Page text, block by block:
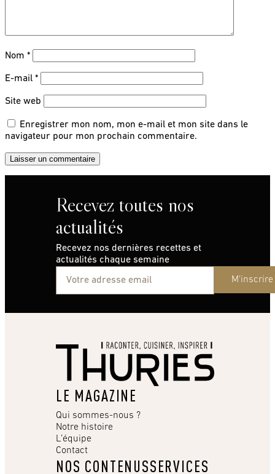
Nom *
E-mail *
Site web
Enregistrer mon nom, mon e-mail et mon site dans le
navigateur pour mon prochain commentaire.
Recevez toutes nos
actualités
Recevez nos dernières recettes et
actualités chaque semaine
M'inscrire
LE MAGAZINE
Qui sommes-nous ?
Notre histoire
L’équipe
Contact
NOS CONTENUSSERVICES